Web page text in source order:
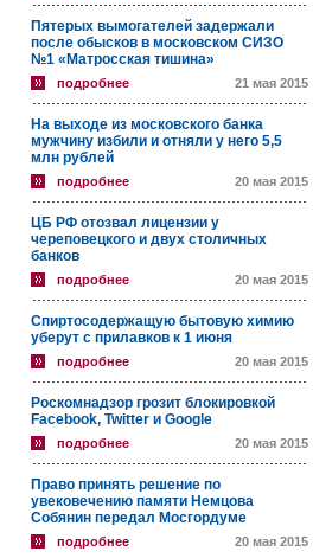
Пятерых вымогателей задержали
после обысков в московском СИЗО
№1 «Матросская тишина»
подробнее 21 мая 2015
На выходе из московского банка
мужчину избили и отняли у него 5,5
млн рублей
подробнее 20 мая 2015
ЦБ РФ отозвал лицензии у
череповецкого и двух столичных
банков
подробнее 20 мая 2015
Спиртосодержащую бытовую химию
уберут с прилавков к 1 июня
подробнее 20 мая 2015
Роскомнадзор грозит блокировкой
Facebook, Twitter и Google
подробнее 20 мая 2015
Право принять решение по
увековечению памяти Немцова
Собянин передал Мосгордуме
подробнее 20 мая 2015